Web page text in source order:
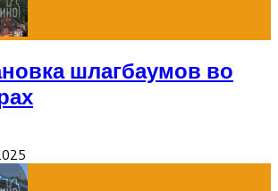
шлагбаумов во